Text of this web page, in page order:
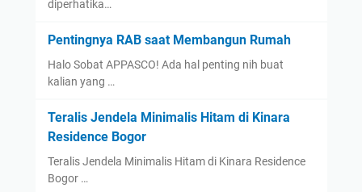
diperhatika…
Pentingnya RAB saat Membangun Rumah
Halo Sobat APPASCO! Ada hal penting nih buat
kalian yang …
Teralis Jendela Minimalis Hitam di Kinara
Residence Bogor
Teralis Jendela Minimalis Hitam di Kinara Residence
Bogor …